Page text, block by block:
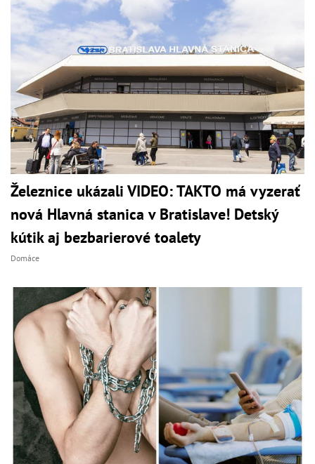
Železnice ukázali VIDEO: TAKTO má vyzerať
nová Hlavná stanica v Bratislave! Detský
kútik aj bezbarierové toalety
Domáce